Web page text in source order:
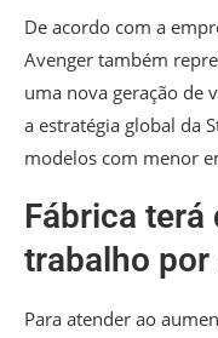
De acordo com a
Avenger também
uma nova geração de
a estratégia global da
modelos com menor
Fábrica
trabalho por
Para atender ao